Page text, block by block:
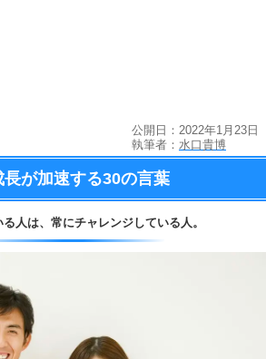
公開日：2022年1月23日
執筆者： 水口貴博
長が加速する30の言葉
人は、 常にチャレンジしている人。